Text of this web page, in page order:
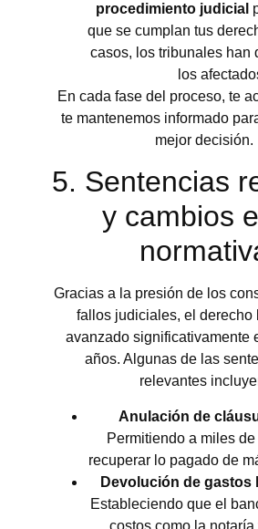
procedimiento judicial
que se cumplan tus
casos, los tribunales han
los
En cada fase del proceso, te
te mantenemos informado
mejor decisión.
5. Sentencias
y cambios
Gracias a la presión de los
fallos judiciales, el derecho
avanzado significativamente
años. Algunas de las
relevantes
Anulación de
Permitiendo a miles
recuperar lo pagado de
Devolución de gastos
Estableciendo que el
costos como la notaría